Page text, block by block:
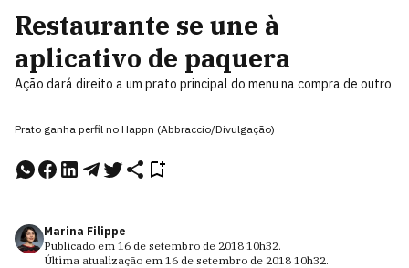
Restaurante se une à
aplicativo de paquera
Ação dará direito a um prato principal do menu na compra de outro
Prato ganha perfil no Happn (Abbraccio/Divulgação)
Marina Filippe
Publicado em 16 de setembro de 2018 10h32.
Última atualização em 16 de setembro de 2018 10h32.